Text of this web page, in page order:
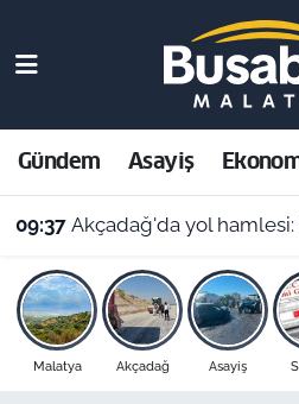
Gündem Asayiş
09:37 Akçadağ'da yol hamlesi: Belediye
Malatya Akçadağ Asayiş
Asayiş
Ekonomi
Dünya
Bölge
Malatya Nöbetçi
Malatya Hava Durumu
Malatya Namaz Vakitleri
Malatya Trafik Yoğunluk
Süper Lig Puan